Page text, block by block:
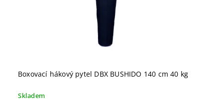
Boxovací hákový pytel DBX BUSHIDO 140 cm 40 kg
Skladem